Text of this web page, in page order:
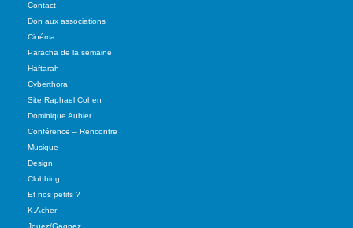
Contact
Don aux associations
Cinéma
Paracha de la semaine
Haftarah
Cyberthora
Site Raphael Cohen
Dominique Aubier
Conférence – Rencontre
Musique
Design
Clubbing
Et nos petits ?
K.Acher
Jouez/Gagnez